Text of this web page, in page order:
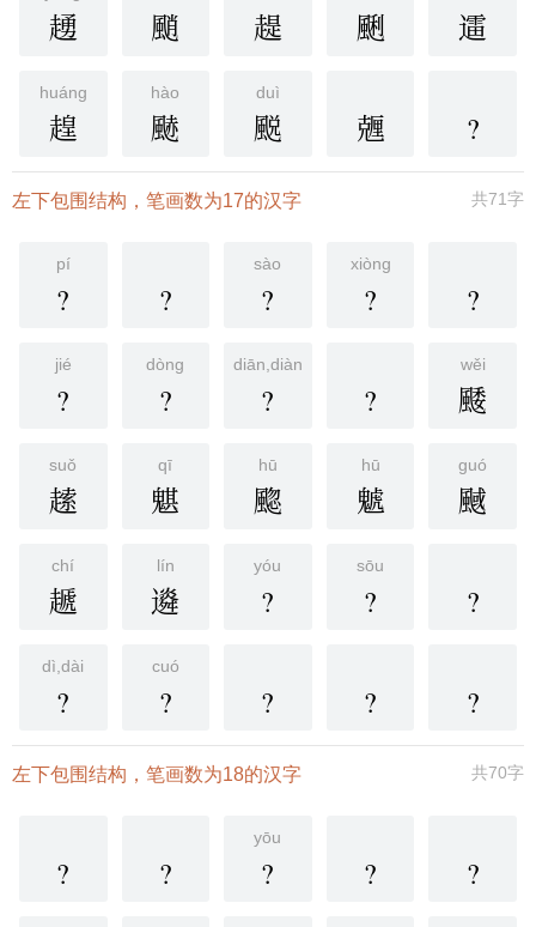
䞻 颵 趧 䬆 䢮
huáng
䞹
hào
䬉
duì
䬈 兣 ?
共71字
左下包围结构，笔画数为17的汉字
pí
? ?
sào
?
xiòng
? ?
jié
?
dòng
?
diān,diàn
? ?
wěi
䬐
suǒ
䞽
qī
魌
hū
䬍
hū
䰧
guó
䬎
chí
䞾
lín
䢯
yóu
?
sōu
? ?
dì,dài
?
cuó
? ? ? ?
共70字
左下包围结构，笔画数为18的汉字
? ?
yōu
? ? ?